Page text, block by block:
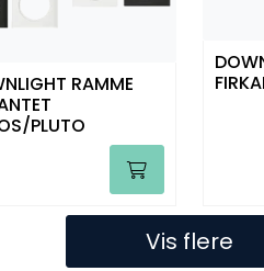
RAMME
PLUTO
Vis flere